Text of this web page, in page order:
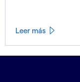
Leer más